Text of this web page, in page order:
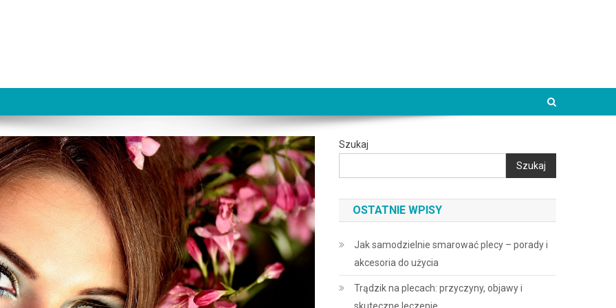
Szukaj
Szukaj
OSTATNIE WPISY
Jak samodzielnie smarować plecy – porady i
akcesoria do użycia
Trądzik na plecach: przyczyny, objawy i